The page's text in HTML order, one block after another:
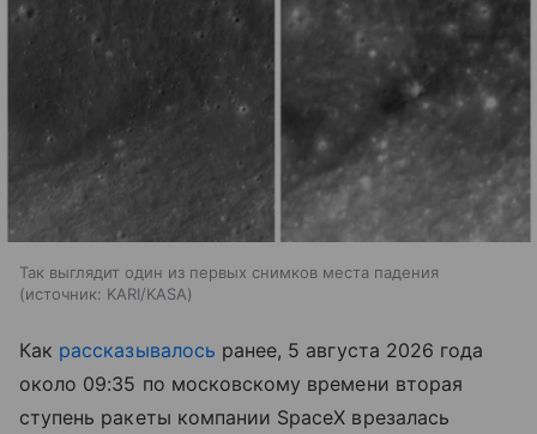
Так выглядит один из первых снимков места падения
источник: KARI/KASA
Как рассказывалось ранее, 5 августа 2026 года
около 09:35 по московскому времени вторая
ступень ракеты компании SpaceX врезалась